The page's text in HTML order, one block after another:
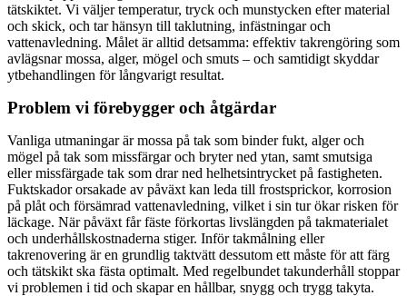
tätskiktet. Vi väljer temperatur, tryck och munstycken efter material
och skick, och tar hänsyn till taklutning, infästningar och
vattenavledning. Målet är alltid detsamma: effektiv takrengöring som
avlägsnar mossa, alger, mögel och smuts – och samtidigt skyddar
ytbehandlingen för långvarigt resultat.
Problem vi förebygger och åtgärdar
Vanliga utmaningar är mossa på tak som binder fukt, alger och
mögel på tak som missfärgar och bryter ned ytan, samt smutsiga
eller missfärgade tak som drar ned helhetsintrycket på fastigheten.
Fuktskador orsakade av påväxt kan leda till frostsprickor, korrosion
på plåt och försämrad vattenavledning, vilket i sin tur ökar risken för
läckage. När påväxt får fäste förkortas livslängden på takmaterialet
och underhållskostnaderna stiger. Inför takmålning eller
takrenovering är en grundlig taktvätt dessutom ett måste för att färg
och tätskikt ska fästa optimalt. Med regelbundet takunderhåll stoppar
vi problemen i tid och skapar en hållbar, snygg och trygg takyta.